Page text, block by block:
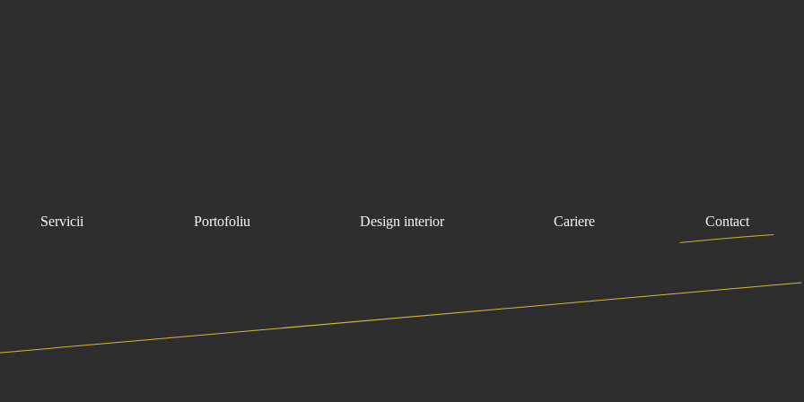
Servicii Portofoliu Design interior Cariere Contact